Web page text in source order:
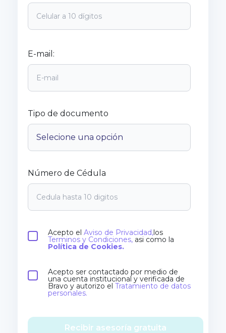
E-mail:
Tipo de documento
Número de Cédula
Acepto el Aviso de Privacidad,los
Terminos y Condiciones, asi como la
Política de Cookies.
Acepto ser contactado por medio de
una cuenta institucional y verificada de
Bravo y autorizo el Tratamiento de datos
personales.
Recibir asesoría gratuita